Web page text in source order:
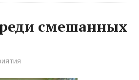
смешанных